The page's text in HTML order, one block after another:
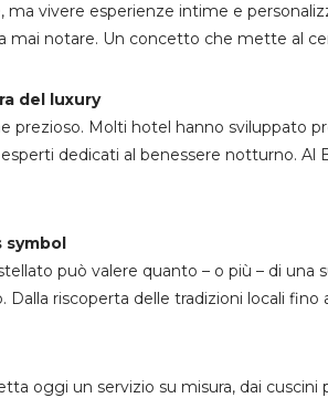
vivere esperienze intime e
mai notare. Un concetto che mette al
del luxury
prezioso. Molti hotel hanno sviluppato
dedicati al benessere notturno.
symbol
può valere quanto – o più – di una
riscoperta delle tradizioni locali
oggi un servizio su misura, dai